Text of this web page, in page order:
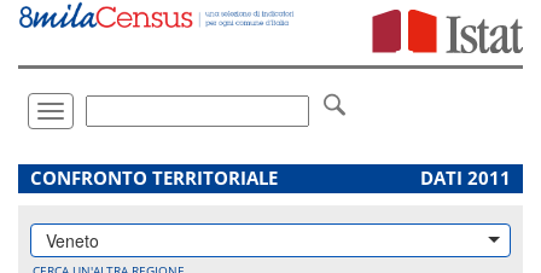
Vai
direttamente
Toggle
navigation
.
CONFRONTO TERRITORIALE DATI 2011
Veneto